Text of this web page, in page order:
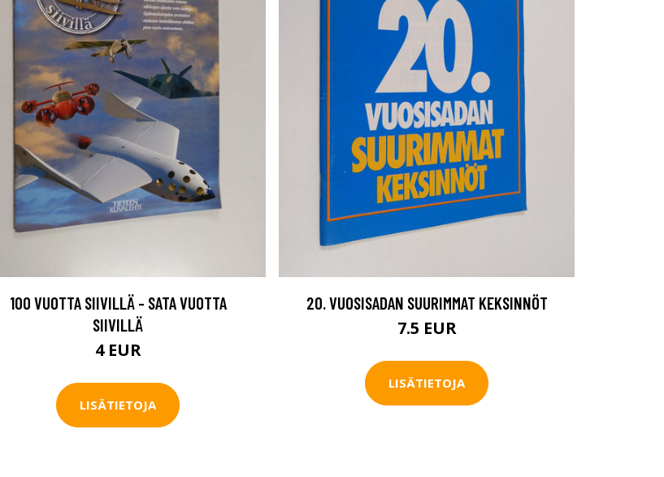
100 VUOTTA SIIVILLÄ - SATA VUOTTA
SIIVILLÄ
4 EUR
LISÄTIETOJA
20. VUOSISADAN SUURIMMAT KEKSINNÖT
7.5 EUR
LISÄTIETOJA